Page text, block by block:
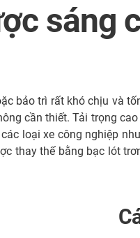
sáng
bảo trì rất khó chịu và
cần thiết. Tải trọng
loại xe công nghiệp
thay thế bằng bạc lót